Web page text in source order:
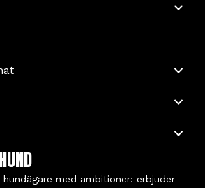
med ambitioner: erbjuder